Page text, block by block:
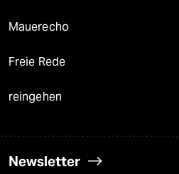
Mauerecho
Freie Rede
reingehen
Newsletter